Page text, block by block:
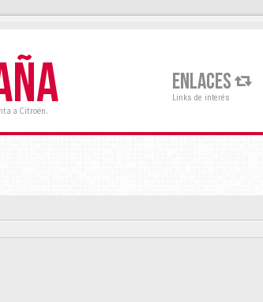
a Citroën.
ENLACES
Links de interés